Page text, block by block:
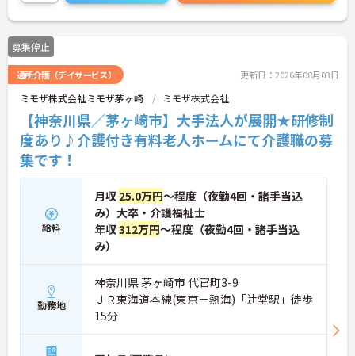
募集停止
通所介護（デイサービス） 更新日：2026年08月03日
ミモザ株式会社ミモザ茅ヶ崎 ミモザ株式会社
【神奈川県／茅ヶ崎市】大手法人が展開★研修制
度あり♪介護付き有料老人ホームにて介護職の募
集です！
給料
月収 25.0万円～程度（夜勤4回・諸手当込
み）大卒・介護福祉士
年収312万円～程度（夜勤4回・諸手当込
み）
勤務地
神奈川県 茅ヶ崎市 代官町3-9
ＪＲ東海道本線(東京－熱海)「辻堂駅」徒歩
15分